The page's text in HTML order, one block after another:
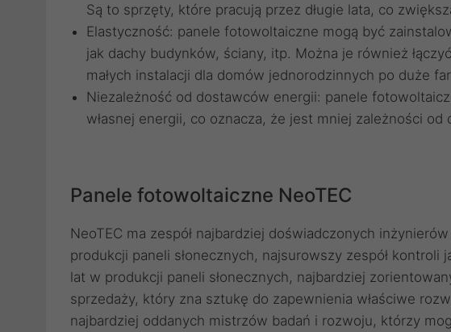
Są to sprzęty, które pracują przez długie lata, co
Elastyczność: panele fotowoltaiczne mogą być
jak dachy budynków, ściany, itp. Można je również
małych instalacji dla domów jednorodzinnych po duże
Niezależność od dostawców energii: panele
własnej energii, co oznacza, że jest mniej zależności
Panele fotowoltaiczne NeoTEC
NeoTEC ma zespół najbardziej doświadczonych
produkcji paneli słonecznych, najsurowszy zespół kontroli
lat w produkcji paneli słonecznych, najbardziej
sprzedaży, który zna sztukę do zapewnienia właściwe
najbardziej oddanych mistrzów badań i rozwoju, którzy